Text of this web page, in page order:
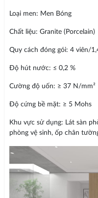
Loại men: Men Bóng
Chất liệu: Granite (Porcelain)
Quy cách đóng gói: 4 viên/
Độ hút nước: ≤ 0,2 %
Cường độ uốn: ≥ 37 N/mm²
Độ cứng bề mặt: ≥ 5 Mohs
Khu vực sử dụng: Lát sàn
phòng vệ sinh, ốp chân